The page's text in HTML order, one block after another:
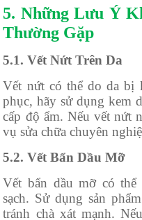
5. Những Lưu Ý
Thường Gặp
5.1. Vết Nứt Trên Da
Vết nứt có thể do da bị
phục, hãy sử dụng kem
cấp độ ẩm. Nếu vết nứt
vụ sửa chữa chuyên
5.2. Vết Bẩn Dầu Mỡ
Vết bẩn dầu mỡ có
sạch. Sử dụng sản
tránh chà xát mạnh.